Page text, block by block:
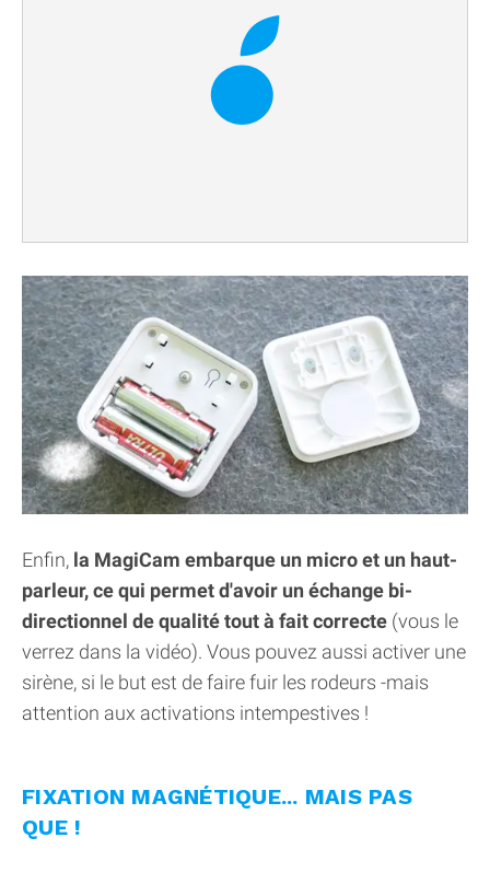
Enfin, la MagiCam embarque un micro et un haut-
parleur, ce qui permet d'avoir un échange bi-
directionnel de qualité tout à fait correcte (vous le
verrez dans la vidéo). Vous pouvez aussi activer une
sirène, si le but est de faire fuir les rodeurs -mais
attention aux activations intempestives !
FIXATION MAGNÉTIQUE... MAIS PAS
QUE !